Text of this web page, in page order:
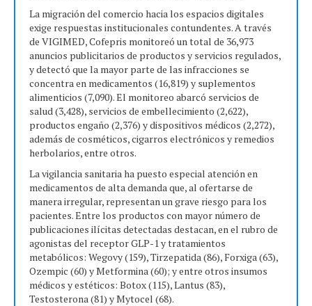
La migración del comercio hacia los espacios digitales
exige respuestas institucionales contundentes. A través
de VIGIMED, Cofepris monitoreó un total de 36,973
anuncios publicitarios de productos y servicios regulados,
y detectó que la mayor parte de las infracciones se
concentra en medicamentos (16,819) y suplementos
alimenticios (7,090). El monitoreo abarcó servicios de
salud (3,428), servicios de embellecimiento (2,622),
productos engaño (2,376) y dispositivos médicos (2,272),
además de cosméticos, cigarros electrónicos y remedios
herbolarios, entre otros.
La vigilancia sanitaria ha puesto especial atención en
medicamentos de alta demanda que, al ofertarse de
manera irregular, representan un grave riesgo para los
pacientes. Entre los productos con mayor número de
publicaciones ilícitas detectadas destacan, en el rubro de
agonistas del receptor GLP-1 y tratamientos
metabólicos: Wegovy (159), Tirzepatida (86), Forxiga (63),
Ozempic (60) y Metformina (60); y entre otros insumos
médicos y estéticos: Botox (115), Lantus (83),
Testosterona (81) y Mytocel (68).